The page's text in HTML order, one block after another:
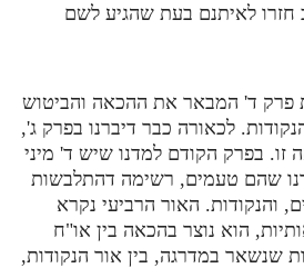
לאיתנם בעת שהגיע לשם
פרק ד' המבאר את ההכאה והביטוש
לכאורה כבר דיברנו בפרק ג',
בפרק הקודם למדנו שיש ד' מיני
שהם טעמים, רשימה דהתלבשות
והנקודות. האור הרביעי נקרא
הוא נוצר בהכאה בין או"ח
שנשאר במדרגה, בין אור הנקודות,